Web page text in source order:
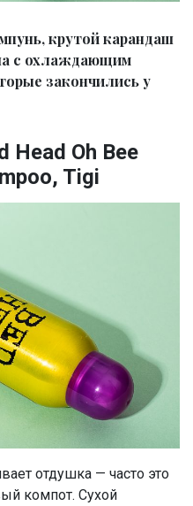
крутой карандаш
с охлаждающим
закончились у
Head Oh Bee
Tigi
отдушка — часто это
компот. Сухой